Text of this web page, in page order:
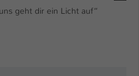
geht dir ein Licht auf“